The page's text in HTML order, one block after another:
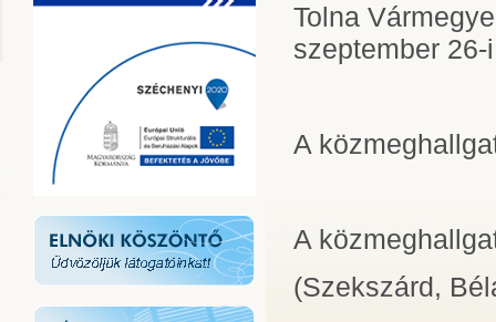
Tolna
szeptember
A
A
(Szekszárd,